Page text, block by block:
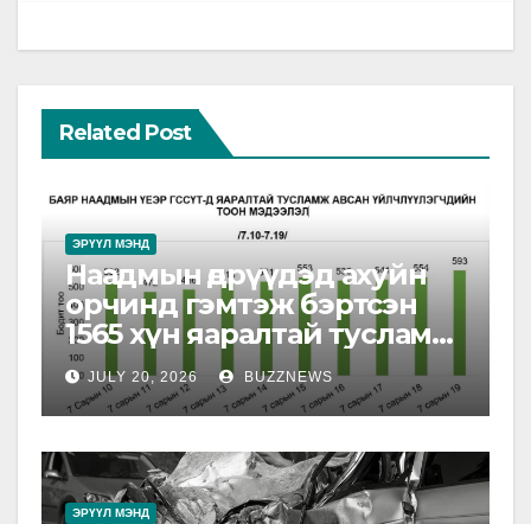
Related Post
ЭРҮҮЛ МЭНД
Наадмын өдрүүдэд ахуйн
орчинд гэмтэж бэртсэн
1565 хүн яаралтай тусламж
авснаас 615 нь 0-18 насны
хүүхэд байна
JULY 20, 2026 BUZZNEWS
ЭРҮҮЛ МЭНД